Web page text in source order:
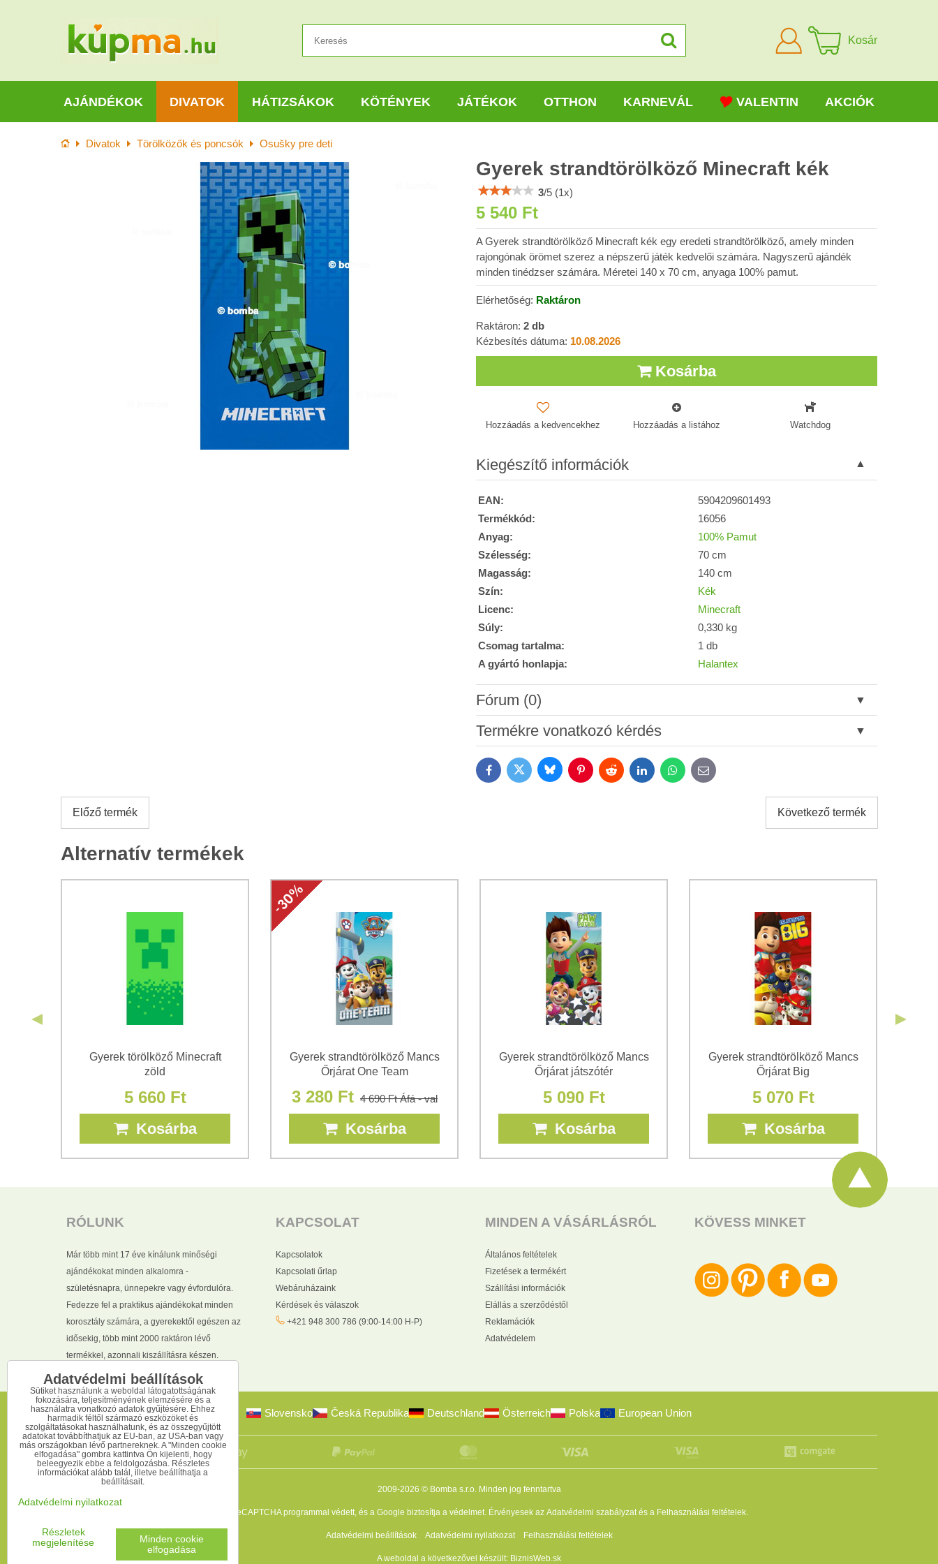
Bejelentkezni
Kosár
AJÁNDÉKOK DIVATOK HÁTIZSÁKOK KÖTÉNYEK JÁTÉKOK OTTHON KARNEVÁL VALENTIN AKCIÓK
KezdőlapDivatok Törölközők és poncsók Osušky pre deti
Gyerek strandtörölköző Minecraft kék
3/5 (1 x)
5 540 Ft
A Gyerek strandtörölköző Minecraft kék egy eredeti strandtörölköző, amely minden
rajongónak örömet szerez a népszerű játék kedvelői számára. Nagyszerű ajándék
minden tinédzser számára. Méretei 140 x 70 cm, anyaga 100% pamut.
Elérhetőség: Raktáron
Raktáron: 2 db
Kézbesítés dátuma: 10.08.2026
Kosárba
Hozzáadás a kedvencekhez Hozzáadás a listához Watchdog
Kiegészítő információk
EAN:
5904209601493
Termékkód:
16056
Anyag:
100% Pamut
Szélesség:
70 cm
Magasság:
140 cm
Szín:
Kék
Licenc:
Minecraft
Súly:
0,330 kg
Csomag tartalma:
1 db
A gyártó honlapja:
Halantex
Fórum (0)
Új hozzászólás
Megismertem a Bomba s.r.o.Adatvédelem feltételeit.*
Termékre vonatkozó kérdés
FacebookTwitter BlueskyPinterestReddit LinkedInWhatsApp
E-
mail
Előző termék Következő termék
Alternatív termékek
Gyerek törölköző Minecraft
zöld
5 660 Ft
Kosárba
Gyerek strandtörölköző Mancs
Őrjárat One Team
3 280 Ft 4 690 FtÁfá - val
Kosárba
Gyerek strandtörölköző Mancs
Őrjárat játszótér
5 090 Ft
Kosárba
Gyerek strandtörölköző Mancs
Őrjárat Big
5 070 Ft
Kosárba
RÓLUNK
Már több mint 17 éve kínálunk minőségi
ajándékokat minden alkalomra -
születésnapra, ünnepekre vagy évfordulóra.
Fedezze fel a praktikus ajándékokat minden
korosztály számára, a gyerekektől egészen az
idősekig, több mint 2000 raktáron lévő
termékkel, azonnali kiszállításra készen.
KAPCSOLAT
Kapcsolatok
Kapcsolati űrlap
Webáruházaink
Kérdések és válaszok
+421 948 300 786 (9:00-14:00 H-P)
MINDEN A VÁSÁRLÁSRÓL
Általános feltételek
Fizetések a termékért
Szállítási információk
Elállás a szerződéstől
Reklamációk
Adatvédelem
KÖVESS MINKET
Slovensko Česká Republika Deutschland Österreich Polska European Union
2009-2026 © Bomba s.r.o. Minden jog fenntartva
Ez az oldal reCAPTCHA programmal védett, és a Google biztosítja a védelmet. Érvényesek az Adatvédelmi szabályzatés a Felhasználási feltételek.
Adatvédelmi beállítások Adatvédelmi nyilatkozat Felhasználási feltételek
A weboldal a következővel készült: BiznisWeb.sk
Adatvédelmi beállítások
Sütiket használunk a weboldal látogatottságának
fokozására, teljesítményének elemzésére és a
használatra vonatkozó adatok gyűjtésére. Ehhez
harmadik féltől származó eszközöket és
szolgáltatásokat használhatunk, és az összegyűjtött
adatokat továbbíthatjuk az EU-ban, az USA-ban vagy
más országokban lévő partnereknek. A "Minden cookie
elfogadása" gombra kattintva Ön kijelenti, hogy
beleegyezik ebbe a feldolgozásba. Részletes
információkat alább talál, illetve beállíthatja a
beállításait.
Adatvédelmi nyilatkozat
Részletek
megjelenítése
Minden cookie
elfogadása